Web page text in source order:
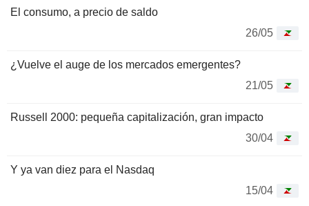
El consumo, a precio de saldo
26/05
¿Vuelve el auge de los mercados emergentes?
21/05
Russell 2000: pequeña capitalización, gran impacto
30/04
Y ya van diez para el Nasdaq
15/04